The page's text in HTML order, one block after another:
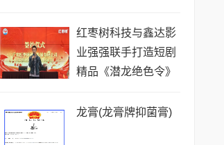
红枣树科技与鑫达影
业强强联手打造短剧
精品《潜龙绝色令》
龙膏(龙膏牌抑菌膏)